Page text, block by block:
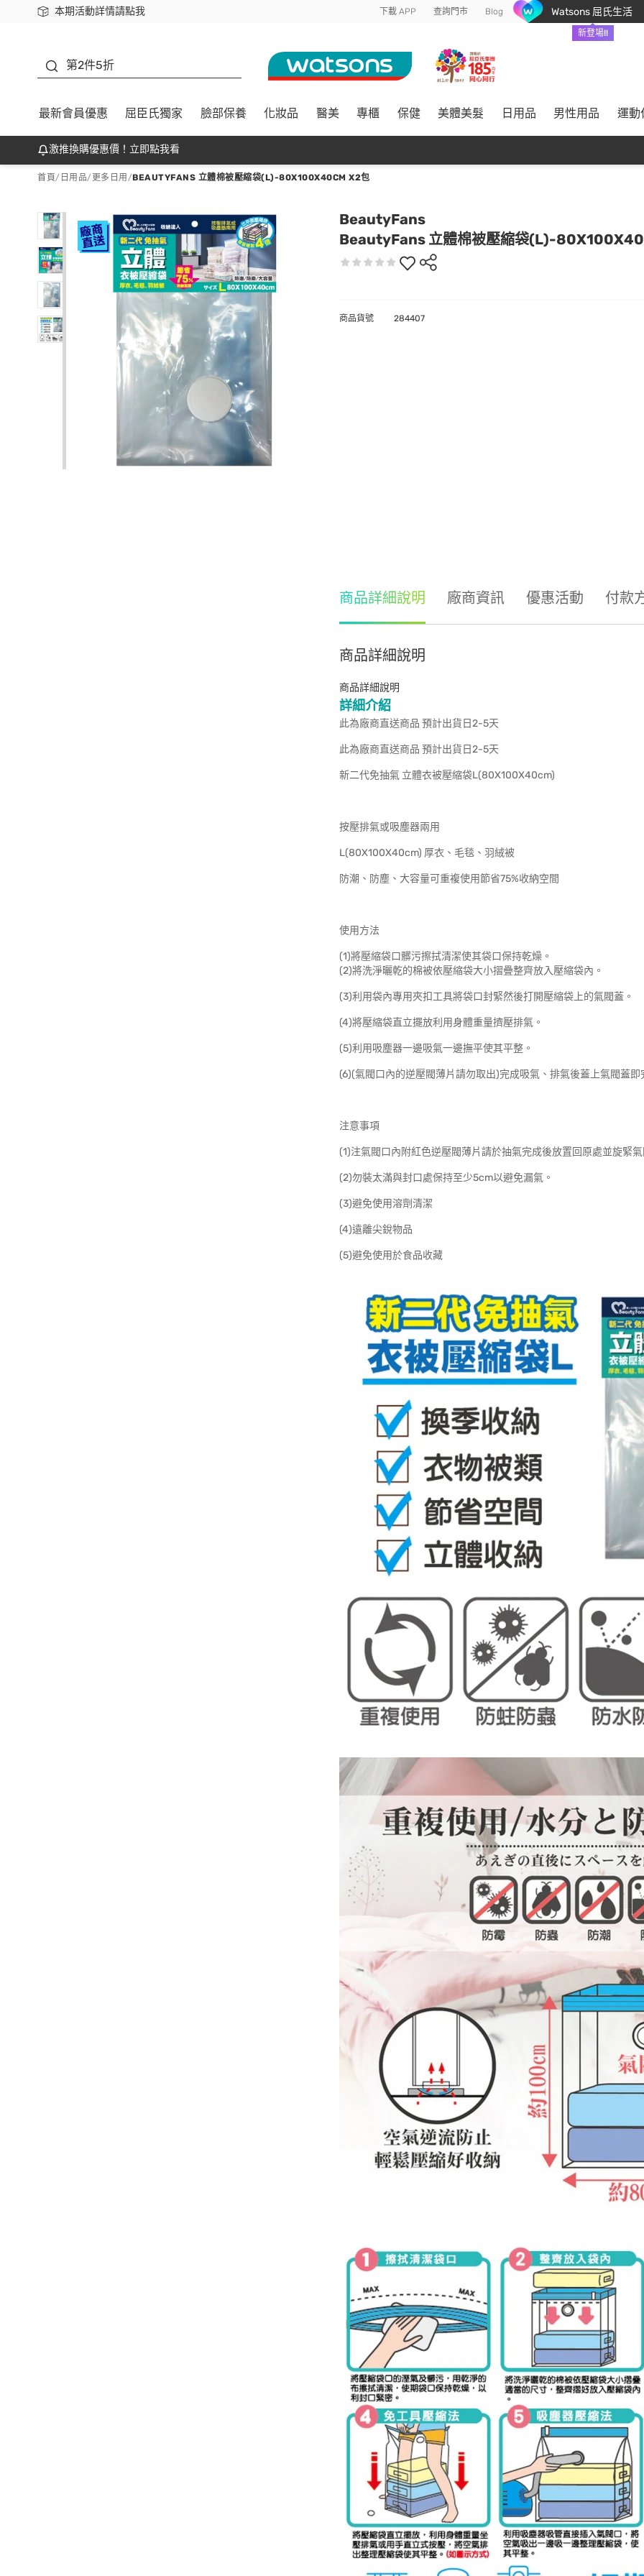
本期活動詳情請點我
下載app最高回饋$350 下載 APP 查詢門市 Blog Watsons 屈氏生活
新登場!!
第2件5折
最新會員優惠 屈臣氏獨家 臉部保養 化妝品 醫美 專櫃 保健 美體美髮 日用品 男性用品 運動
激推換購優惠價！立即點我看
首頁/ 日用品/ 更多日用 /BEAUTYFANS 立體棉被壓縮袋(L)-80X100X40CM X2包
BeautyFans
BeautyFans 立體棉被壓縮袋(L)-
商品貨號 284407
商品詳細說明 廠商資訊 優惠活動 付款
商品詳細說明
商品詳細說明
詳細介紹
此為廠商直送商品 預計出貨日2-5天
此為廠商直送商品 預計出貨日2-5天
新二代免抽氣 立體衣被壓縮袋L(80X100X40cm)
按壓排氣或吸塵器兩用
L(80X100X40cm) 厚衣、毛毯、羽絨被
防潮、防塵、大容量可重複使用節省75%收納空間
使用方法
(1)將壓縮袋口髒污擦拭清潔使其袋口保持乾燥。
(2)將洗淨曬乾的棉被依壓縮袋大小摺疊整齊放入壓縮袋內。
(3)利用袋內專用夾扣工具將袋口封緊然後打開壓縮袋上的氣閥蓋。
(4)將壓縮袋直立擺放利用身體重量擠壓排氣。
(5)利用吸塵器一邊吸氣一邊撫平使其平整。
(6)(氣閥口內的逆壓閥薄片請勿取出)完成吸氣、排氣後蓋上氣閥蓋即
注意事項
(1)注氣閥口內附紅色逆壓閥薄片請於抽氣完成後放置回原處並旋緊氣
(2)勿裝太滿與封口處保持至少5cm以避免漏氣。
(3)避免使用溶劑清潔
(4)遠離尖銳物品
(5)避免使用於食品收藏